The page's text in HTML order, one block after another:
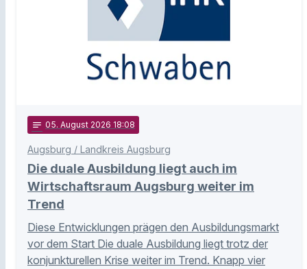
notes 05. August 2026 18:08
Augsburg / Landkreis Augsburg
Die duale Ausbildung liegt auch im
Wirtschaftsraum Augsburg weiter im
Trend
Diese Entwicklungen prägen den Ausbildungsmarkt
vor dem Start Die duale Ausbildung liegt trotz der
konjunkturellen Krise weiter im Trend. Knapp vier